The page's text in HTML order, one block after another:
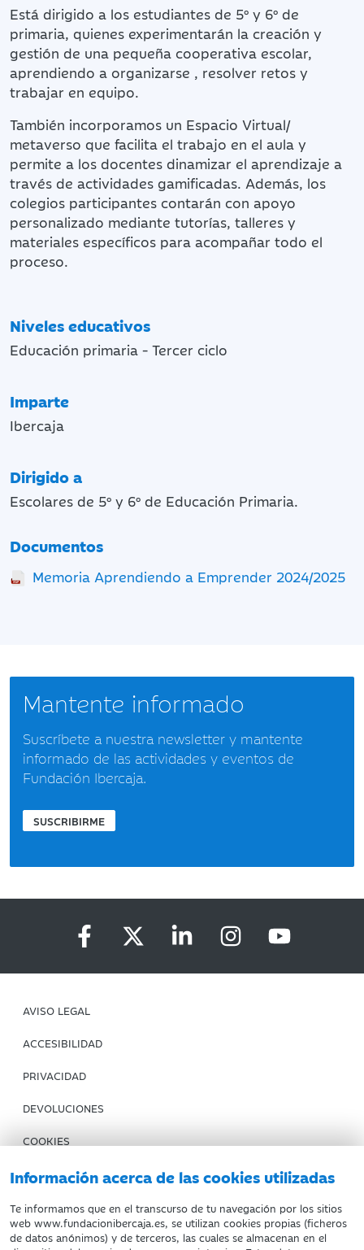
Información acerca de las cookies utilizadas
Te informamos que en el transcurso de tu navegación por los sitios
web www.fundacionibercaja.es, se utilizan cookies propias (ficheros
de datos anónimos) y de terceros, las cuales se almacenan en el
Está dirigido a los estudiantes de 5º y 6º de
primaria, quienes experimentarán la creación y
gestión de una pequeña cooperativa escolar,
aprendiendo a organizarse , resolver retos y
trabajar en equipo.
También incorporamos un Espacio Virtual/
metaverso que facilita el trabajo en el aula y
permite a los docentes dinamizar el aprendizaje a
través de actividades gamificadas. Además, los
colegios participantes contarán con apoyo
personalizado mediante tutorías, talleres y
materiales específicos para acompañar todo el
proceso.
Niveles educativos
Educación primaria - Tercer ciclo
Imparte
Ibercaja
Dirigido a
Escolares de 5º y 6º de Educación Primaria.
Documentos
Memoria Aprendiendo a Emprender 2024/2025
Mantente informado
Suscríbete a nuestra newsletter y mantente
informado de las actividades y eventos de
Fundación Ibercaja.
SUSCRIBIRME
AVISO LEGAL
ACCESIBILIDAD
PRIVACIDAD
DEVOLUCIONES
COOKIES
CONDICIONES DE COMPRA
IBERCAJA BANCO